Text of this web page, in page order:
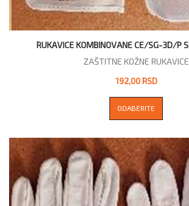
RUKAVICE KOMBINOVANE CE/SG-3D/P
ZAŠTITNE KOŽNE RUKAVICE
192,00 RSD
ODABERITE